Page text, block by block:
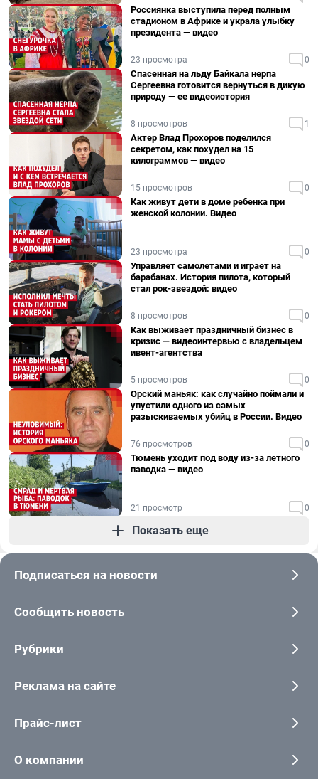
Россиянка выступила перед полным
стадионом в Африке и украла улыбку
президента — видео
23 просмотра 0
Спасенная на льду Байкала нерпа
Сергеевна готовится вернуться в дикую
природу — ее видеоистория
8 просмотров 1
Актер Влад Прохоров поделился
секретом, как похудел на 15
килограммов — видео
15 просмотров 0
Как живут дети в доме ребенка при
женской колонии. Видео
23 просмотра 0
Управляет самолетами и играет на
барабанах. История пилота, который
стал рок-звездой: видео
8 просмотров 0
Как выживает праздничный бизнес в
кризис — видеоинтервью с владельцем
ивент-агентства
5 просмотров 0
Орский маньяк: как случайно поймали и
упустили одного из самых
разыскиваемых убийц в России. Видео
76 просмотров 0
Тюмень уходит под воду из-за летного
паводка — видео
21 просмотр 0
Показать еще
Подписаться на новости
Сообщить новость
Рубрики
Реклама на сайте
Прайс-лист
О компании